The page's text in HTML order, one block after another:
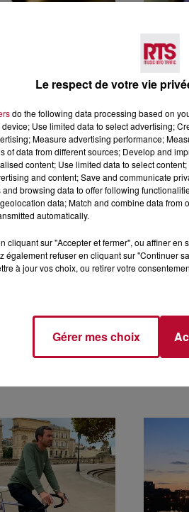
DE LA
TRUCS ET
FAIRE
Le respect de votre vie
do the following data processing based on
Use limited data to select advertising;
Measure advertising performance;
of data from different sources; Develop and
content; Use limited data to select
and content; Save and communicate
browsing data to offer following
data; Match and combine data
automatically.
cliquant sur "Accepter et fermer", ou affiner
également refuser en cliquant sur "Continuer
à jour vos choix, ou retirer votre
Gérer mes choix